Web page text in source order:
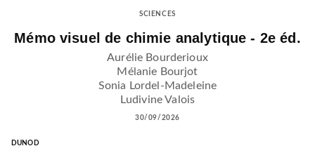
SCIENCES
Mémo visuel de chimie analytique - 2e éd.
Aurélie Bourderioux
Mélanie Bourjot
Sonia Lordel-Madeleine
Ludivine Valois
30/09/2026
DUNOD